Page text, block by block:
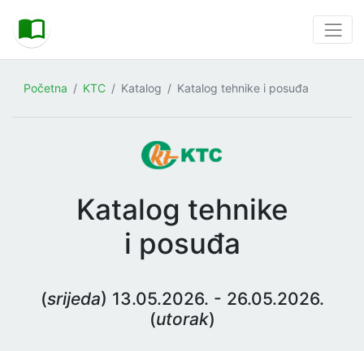
Početna KTC Katalog Katalog tehnike i posuđa
Katalog tehnike
i posuđa
(srijeda) 13.05.2026. - 26.05.2026.
(utorak)